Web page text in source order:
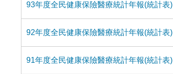
93年度全民健康保險醫療統計年報(統計表)
92年度全民健康保險醫療統計年報(統計表)
91年度全民健康保險醫療統計年報(統計表)